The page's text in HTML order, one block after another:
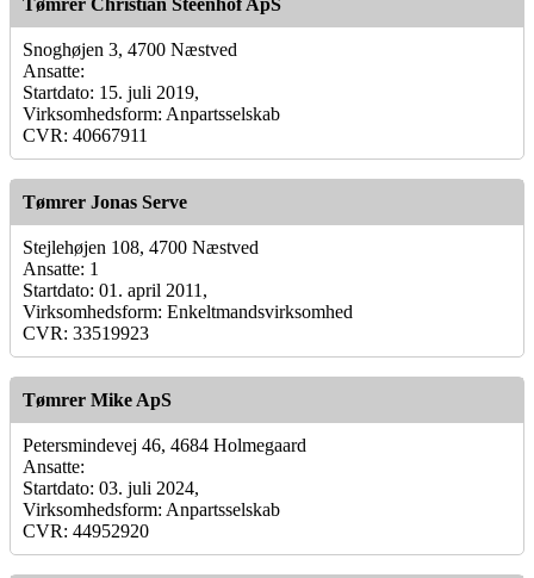
Tømrer Christian Steenhof ApS
Snoghøjen 3, 4700 Næstved
Ansatte:
Startdato: 15. juli 2019,
Virksomhedsform: Anpartsselskab
CVR: 40667911
Tømrer Jonas Serve
Stejlehøjen 108, 4700 Næstved
Ansatte: 1
Startdato: 01. april 2011,
Virksomhedsform: Enkeltmandsvirksomhed
CVR: 33519923
Tømrer Mike ApS
Petersmindevej 46, 4684 Holmegaard
Ansatte:
Startdato: 03. juli 2024,
Virksomhedsform: Anpartsselskab
CVR: 44952920